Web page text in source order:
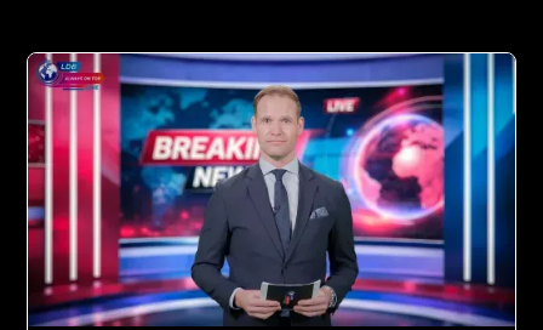
setup og en fælles forståelse af ansvar,
processer og ambitionsniveau.